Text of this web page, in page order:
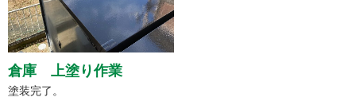
倉庫 上塗り作業
塗装完了。